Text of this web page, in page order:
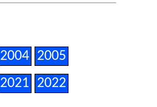
2004
2005
2021 2022